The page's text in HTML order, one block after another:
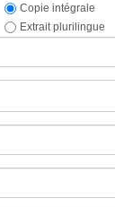
Copie intégrale
Extrait plurilingue